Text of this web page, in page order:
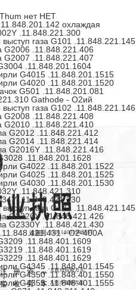
нет НЕТ
охлаждая
.11.848.221.300
газа G101 .11.848.221.145
G2006 .11.848.221.406
G2007 .11.848.221.407
.11.848.201.1604
G4015 .11.848.201.1515
G4020 .11.848.201.1520
G501 .11.848.201.081
Gathode - O2ий
газа G102 .11.848.221.146
G2008 .11.848.221.408
G2010 .11.848.221.410
G2012 .11.848.221.412
G2014 .11.848.221.414
G2016Y .11.848.221.416
.11.848.201.1628
G4022 .11.848.201.1522
G4025 .11.848.201.1525
G4030 .11.848.201.1530
.11.848.421.310
.11.848.421.330
газа G121 .11.848.421.145
G2326Y .11.848.421.426
G2330Y .11.848.421.430
- O2-400A
.11.848.401.1609
.11.848.401.1619
.11.848.401.1629
G4345 .11.848.401.1545
G4350 .11.848.401.1550
G4355 .11.848.401.1555